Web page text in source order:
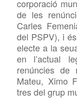
corporació
de les
Carles
del PSPV), i
electe a la
en l’actual
renúncies de
Mateu, Ximo
tres del grup